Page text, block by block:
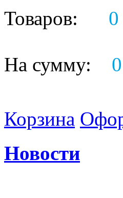
Товаров: 0
На сумму: 0
Корзина
Новости